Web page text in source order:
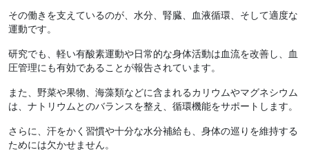
その働きを支えているのが、水分、腎臓、血液循環、そして適度な
運動です。
研究でも、軽い有酸素運動や日常的な身体活動は血流を改善し、血
圧管理にも有効であることが報告されています。
また、野菜や果物、海藻類などに含まれるカリウムやマグネシウム
は、ナトリウムとのバランスを整え、循環機能をサポートします。
さらに、汗をかく習慣や十分な水分補給も、身体の巡りを維持する
ためには欠かせません。